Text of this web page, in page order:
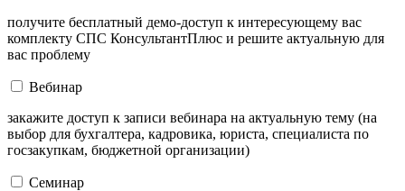
получите бесплатный демо-доступ к интересующему вас
комплекту СПС КонсультантПлюс и решите актуальную для
вас проблему
Вебинар
закажите доступ к записи вебинара на актуальную тему (на
выбор для бухгалтера, кадровика, юриста, специалиста по
госзакупкам, бюджетной организации)
Семинар